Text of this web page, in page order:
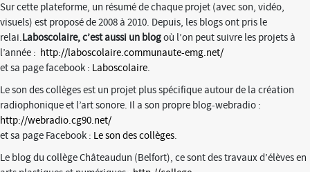
Sur cette plateforme, un résumé de chaque projet (avec son, vidéo,
visuels) est proposé de 2008 à 2010. Depuis, les blogs ont pris le
relai.Laboscolaire, c’est aussi un blogoù l’on peut suivre les projets à
l’année : http://laboscolaire.communaute-emg.net/
et sa page facebook : Laboscolaire.
Le son des collèges est un projet plus spécifique autour de la création
radiophonique et l’art sonore. Il a son propre blog-webradio :
http://webradio.cg90.net/
et sa page Facebook : Le son des collèges.
Le blog du collège Châteaudun (Belfort), ce sont des travaux d’élèves en